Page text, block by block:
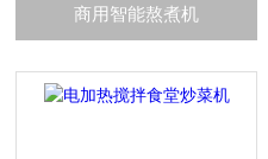
商用智能熬煮机